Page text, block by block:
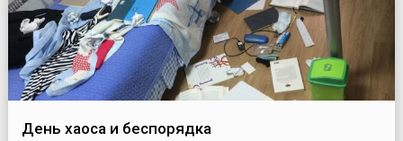
День хаоса и беспорядка